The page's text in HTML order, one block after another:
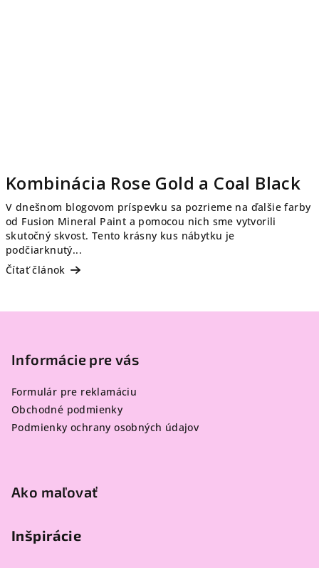
Kombinácia Rose Gold a Coal Black
V dnešnom blogovom príspevku sa pozrieme na ďalšie farby
od Fusion Mineral Paint a pomocou nich sme vytvorili
skutočný skvost. Tento krásny kus nábytku je
podčiarknutý...
Čítať článok
Informácie pre vás
Formulár pre reklamáciu
Obchodné podmienky
Podmienky ochrany osobných údajov
Ako maľovať
Inšpirácie